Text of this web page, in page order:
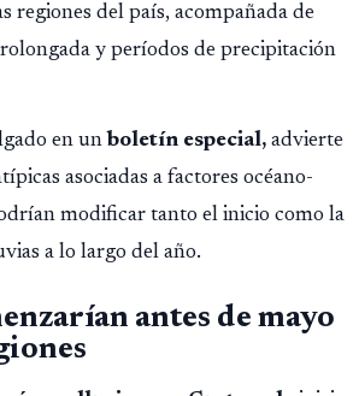
regiones del país, acompañada de
y períodos de precipitación
en un boletín especial, advierte
asociadas a factores océano-
modificar tanto el inicio como la
a lo largo del año.
antes de mayo